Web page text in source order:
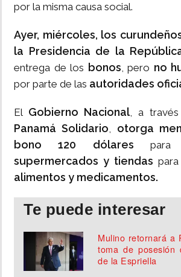
por la misma causa social.
Ayer, miércoles, los
la Presidencia de la
entrega de los bonos, pero no
por parte de las autoridades
El Gobierno Nacional, a
Panamá Solidario, otorga
bono 120 dólares para
supermercados y tiendas
alimentos y medicamentos.
Te puede interesar
Mulino retornará a
toma de posesión
de la Espriella